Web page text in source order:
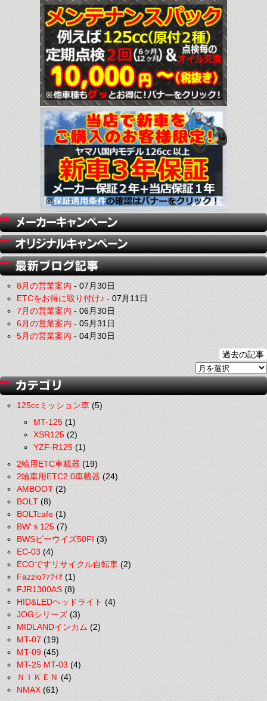
8月の営業案内-07月30日
ETCをお得に取り付け♪-07月11日
7月の営業案内-06月30日
6月の営業案内-05月31日
5月の営業案内-04月30日
過去の記事
125ccミッション車(5)
MT-125(1)
XSR125(2)
YZF-R125(1)
2輪用ETC車載器(19)
2輪車用ETC2.0車載器(24)
AMBOOT(2)
BOLT(8)
BOLTcafe(1)
BW'ｓ125(7)
BWSビーウイズ50FI(3)
EC-03(4)
ECOですリサイクル自転車(2)
Fazzioﾌｧﾂｨｵ(1)
FJR1300AS(8)
HID&LEDヘッドライト(4)
JOGシリーズ(3)
MIDLANDインカム(2)
MT-07(19)
MT-09(45)
MT-25 MT-03(4)
ＮＩＫＥＮ(4)
NMAX(61)